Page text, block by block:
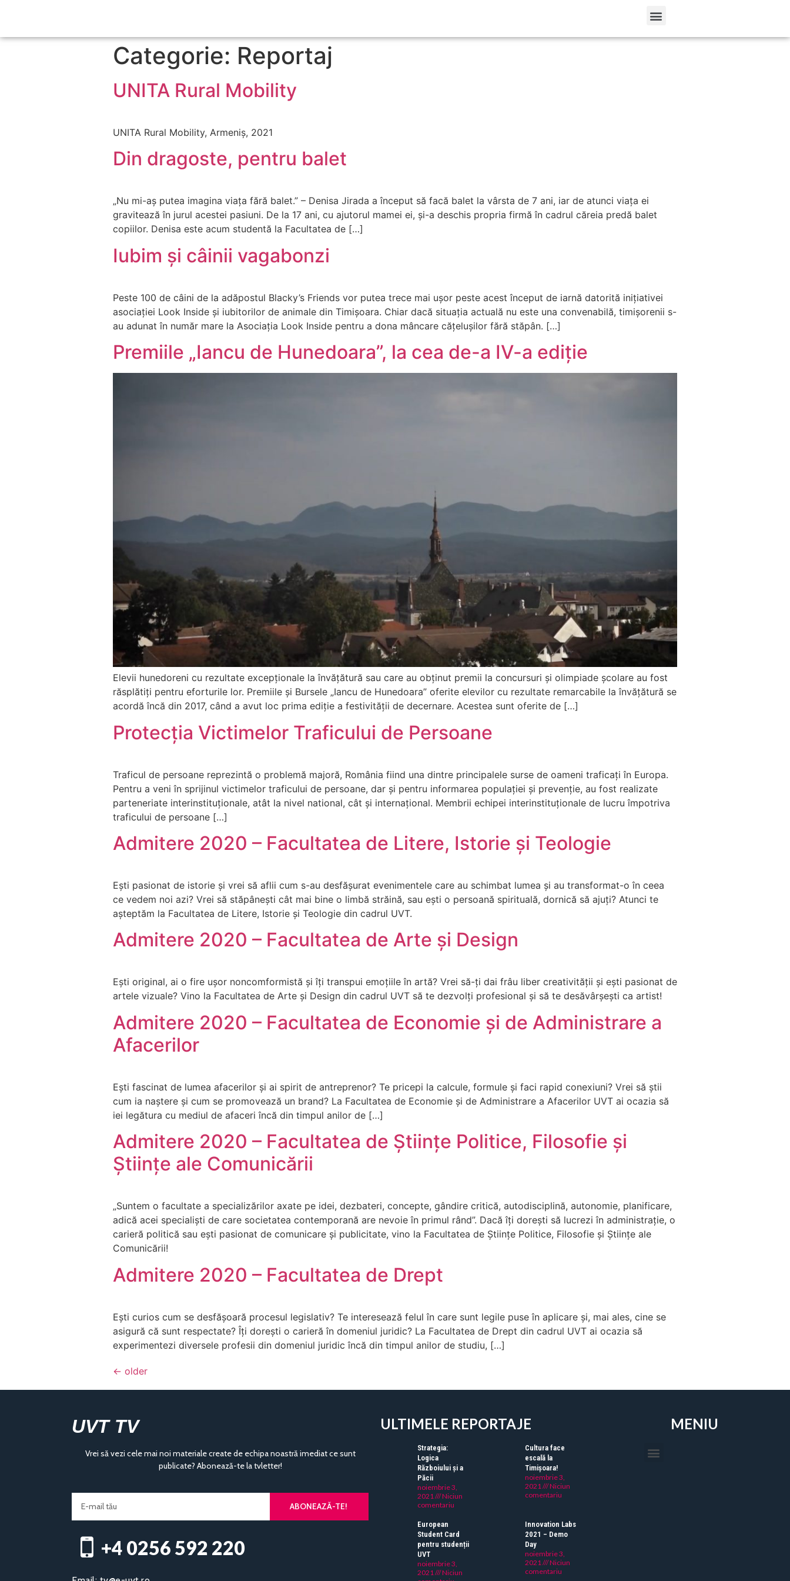
Categorie: Reportaj
UNITA Rural Mobility
UNITA Rural Mobility, Armeniș, 2021
Din dragoste, pentru balet
„Nu mi-aș putea imagina viața fără balet.” – Denisa Jirada a început să facă balet la vârsta de 7 ani, iar de atunci viața ei
gravitează în jurul acestei pasiuni. De la 17 ani, cu ajutorul mamei ei, și-a deschis propria firmă în cadrul căreia predă balet
copiilor. Denisa este acum studentă la Facultatea de […]
Iubim și câinii vagabonzi
Peste 100 de câini de la adăpostul Blacky’s Friends vor putea trece mai ușor peste acest început de iarnă datorită inițiativei
asociației Look Inside și iubitorilor de animale din Timișoara. Chiar dacă situația actuală nu este una convenabilă, timișorenii s-
au adunat în număr mare la Asociația Look Inside pentru a dona mâncare cățelușilor fără stăpân. […]
Premiile „Iancu de Hunedoara”, la cea de-a IV-a ediție
Elevii hunedoreni cu rezultate excepționale la învățătură sau care au obținut premii la concursuri și olimpiade școlare au fost
răsplătiți pentru eforturile lor. Premiile și Bursele „Iancu de Hunedoara” oferite elevilor cu rezultate remarcabile la învățătură se
acordă încă din 2017, când a avut loc prima ediție a festivității de decernare. Acestea sunt oferite de […]
Protecția Victimelor Traficului de Persoane
Traficul de persoane reprezintă o problemă majoră, România fiind una dintre principalele surse de oameni traficați în Europa.
Pentru a veni în sprijinul victimelor traficului de persoane, dar și pentru informarea populației și prevenție, au fost realizate
parteneriate interinstituționale, atât la nivel national, cât și internațional. Membrii echipei interinstituționale de lucru împotriva
traficului de persoane […]
Admitere 2020 – Facultatea de Litere, Istorie și Teologie
Ești pasionat de istorie și vrei să aflii cum s-au desfășurat evenimentele care au schimbat lumea și au transformat-o în ceea
ce vedem noi azi? Vrei să stăpânești cât mai bine o limbă străină, sau ești o persoană spirituală, dornică să ajuți? Atunci te
așteptăm la Facultatea de Litere, Istorie și Teologie din cadrul UVT.
Admitere 2020 – Facultatea de Arte și Design
Ești original, ai o fire ușor noncomformistă și îți transpui emoțiile în artă? Vrei să-ți dai frâu liber creativității și ești pasionat de
artele vizuale? Vino la Facultatea de Arte și Design din cadrul UVT să te dezvolți profesional și să te desăvârșești ca artist!
Admitere 2020 – Facultatea de Economie și de Administrare a
Afacerilor
Ești fascinat de lumea afacerilor și ai spirit de antreprenor? Te pricepi la calcule, formule și faci rapid conexiuni? Vrei să știi
cum ia naștere și cum se promovează un brand? La Facultatea de Economie și de Administrare a Afacerilor UVT ai ocazia să
iei legătura cu mediul de afaceri încă din timpul anilor de […]
Admitere 2020 – Facultatea de Științe Politice, Filosofie și
Științe ale Comunicării
„Suntem o facultate a specializărilor axate pe idei, dezbateri, concepte, gândire critică, autodisciplină, autonomie, planificare,
adică acei specialiști de care societatea contemporană are nevoie în primul rând”. Dacă îți dorești să lucrezi în administrație, o
carieră politică sau ești pasionat de comunicare și publicitate, vino la Facultatea de Științe Politice, Filosofie și Științe ale
Comunicării!
Admitere 2020 – Facultatea de Drept
Ești curios cum se desfășoară procesul legislativ? Te interesează felul în care sunt legile puse în aplicare și, mai ales, cine se
asigură că sunt respectate? Îți dorești o carieră în domeniul juridic? La Facultatea de Drept din cadrul UVT ai ocazia să
experimentezi diversele profesii din domeniul juridic încă din timpul anilor de studiu, […]
← older
UVT TV
Vrei să vezi cele mai noi materiale create de echipa noastră imediat ce sunt
publicate? Abonează-te la tvletter!
ABONEAZĂ-TE!
+4 0256 592 220​
ULTIMELE REPORTAJE
Strategia:
Logica
Războiului și a
Păcii
noiembrie 3,
2021
Niciun
comentariu
Cultura face
escală la
Timișoara!
noiembrie 3,
2021
Niciun
comentariu
European
Student Card
pentru studenții
UVT
noiembrie 3,
2021
Niciun
Innovation Labs
2021 – Demo
Day
noiembrie 3,
2021
Niciun
comentariu
MENIU